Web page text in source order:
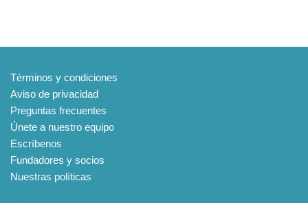
Términos y condiciones
Aviso de privacidad
Preguntas frecuentes
Únete a nuestro equipo
Escríbenos
Fundadores y socios
Nuestras políticas